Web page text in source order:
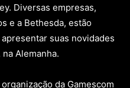
Diversas empresas,
e a Bethesda, estão
suas novidades
Alemanha.
da Gamescom